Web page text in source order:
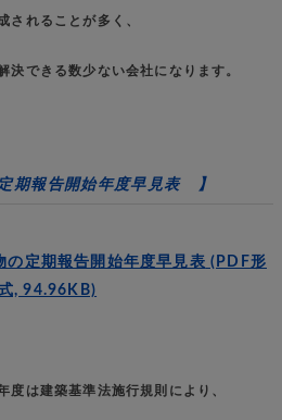
されることが多く、
決できる数少ない会社になります。
期報告開始年度早見表 】
の定期報告開始年度早見表 (PDF形
, 94.96KB)
度は建築基準法施行規則により、